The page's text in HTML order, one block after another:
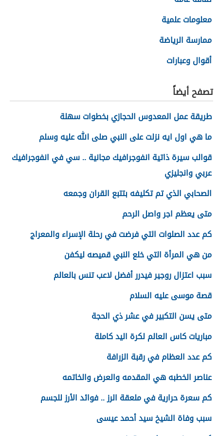
معلومات علمية
ممارسة الرياضة
أقوال وعبارات
تصفح أيضاً
طريقة عمل المعدوس الحجازي بخطوات سهلة
ما هي اول ايه نزلت على النبي صلى الله عليه وسلم
قوالب سيرة ذاتية انفوجرافيك مجانية .. سي في انفوجرافيك
عربي وانجليزي
الصحابي الذي تم تكليفه بتتبع القران وجمعه
متى يعظم اجر واصل الرحم
كم عدد الصلوات التي فرضت في رحلة الإسراء والمعراج
من هي المرأة التي خلع النبي قميصه ليكفن
سبب اعتزال روجير فيدرر أفضل لاعب تنس بالعالم
قصة موسى عليه السلام
متى يسن التكبير في عشر ذي الحجة
مباريات كاس العالم لكرة اليد كاملة
كم عدد العظام في رقبة الزرافة
عناصر الخطبه هي المقدمه والعرض والخاتمه
كم سعرة حرارية في ملعقة الرز .. فوائد الأرز للجسم
سبب وفاة الشيخ سيد أحمد عيسى